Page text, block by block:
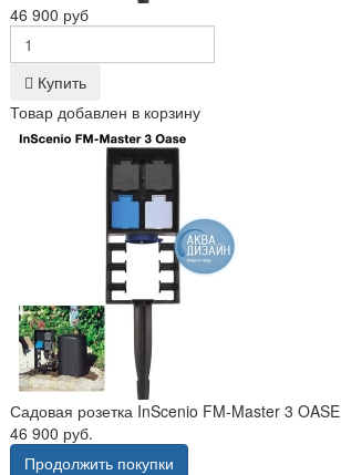
46 900 руб
Купить
Товар добавлен в корзину
Садовая розетка InScenio FM-Master 3 OASE
46 900 руб.
Продолжить покупки